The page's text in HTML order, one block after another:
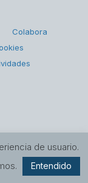
Colabora
de la Noche
de usuario.
Entendido